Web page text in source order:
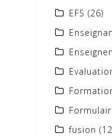
EFS (26)
fusion